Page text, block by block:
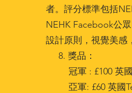
者。評分標準包括
NEHK Facebook公
設計原則，視覺美感
8. 獎品：
冠軍 : £100 英國
亞軍: £60 英國